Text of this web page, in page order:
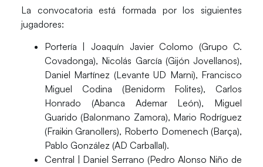
La convocatoria está formada por los siguientes
jugadores:
Portería
| Joaquín Javier Colomo (Grupo C.
Covadonga), Nicolás García (Gijón Jovellanos),
Daniel Martínez (Levante UD Marni), Francisco
Miguel Codina (Benidorm Folites), Carlos
Honrado (Abanca Ademar León), Miguel
Guarido (Balonmano Zamora), Mario Rodríguez
(Fraikin Granollers), Roberto Domenech (Barça),
Pablo González (AD Carballal).
Central
| Daniel Serrano (Pedro Alonso Niño de